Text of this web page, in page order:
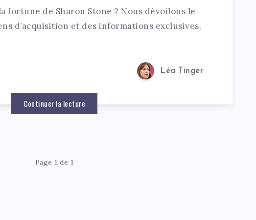
fortune de Sharon Stone ? Nous dévoilons le
d’acquisition et des informations exclusives.
Léa Tinger
Continuer la lecture
Page 1 de 1